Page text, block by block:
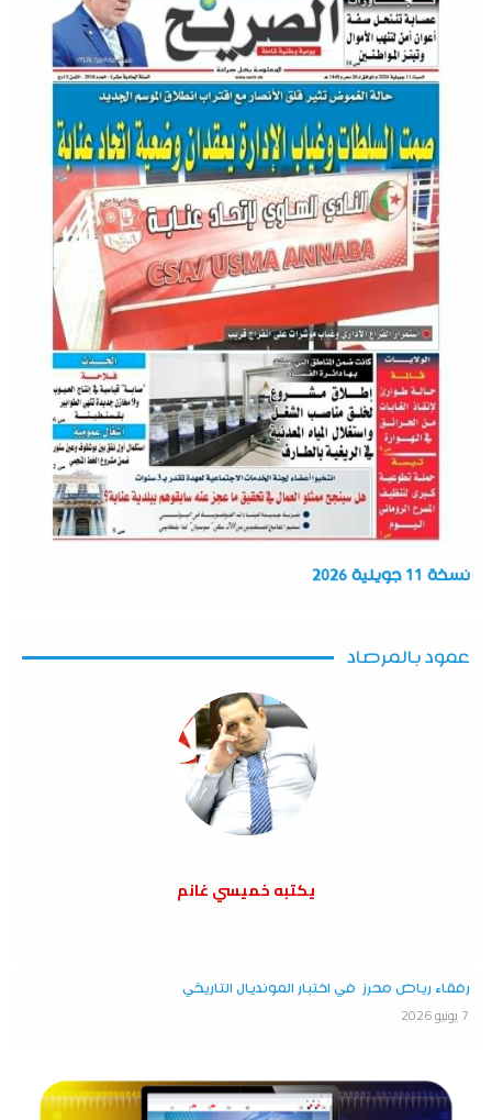
نسخة 11 جويلية 2026
عمود بالمرصاد
يكتبه خميسي غانم
رفقاء رياض محرز في اختبار المونديال التاريخي
7 يونيو 2026